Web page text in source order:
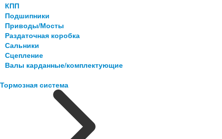
КПП
Подшипники
Приводы/Мосты
Раздаточная коробка
Сальники
Сцепление
Валы карданные/комплектующие
Тормозная система